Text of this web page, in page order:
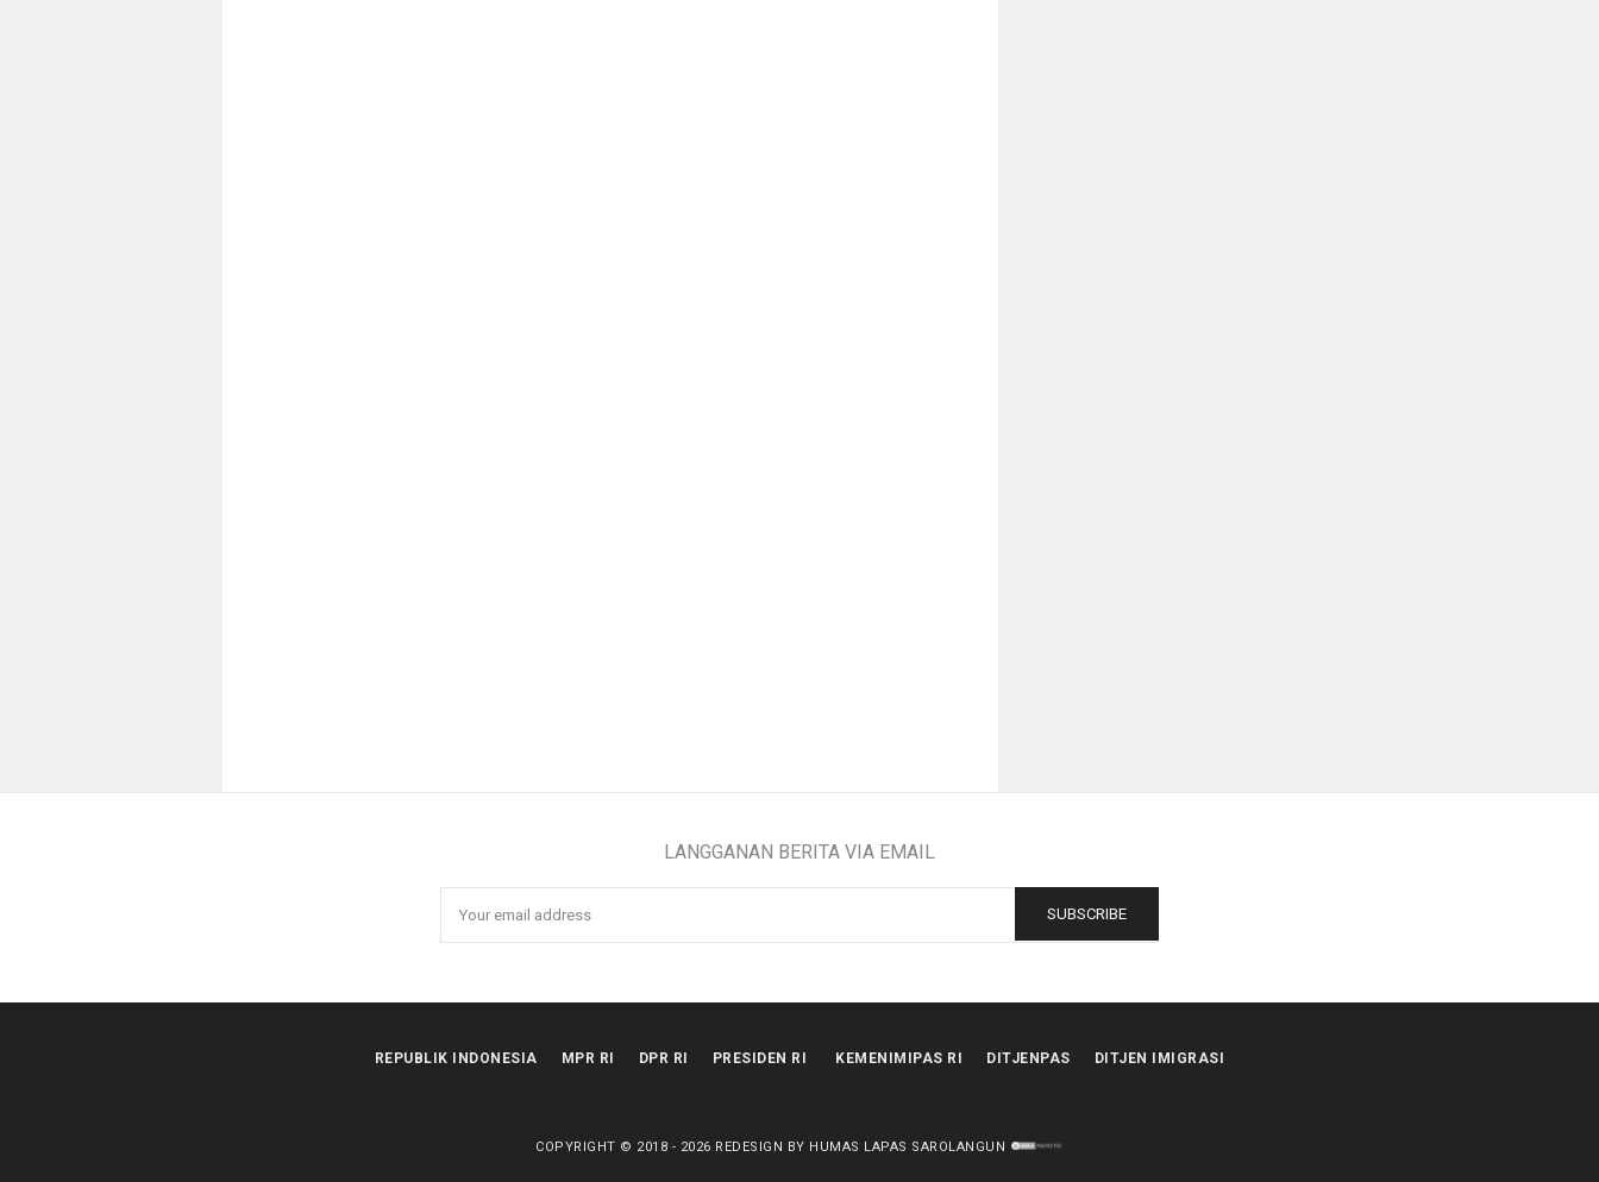
LANGGANAN BERITA VIA EMAIL
REPUBLIK INDONESIA MPR RI DPR RI PRESIDEN RI KEMENIMIPAS RI DITJENPAS DITJEN IMIGRASI
COPYRIGHT © 2018 - 2026 REDESIGN BY HUMAS LAPAS SAROLANGUN